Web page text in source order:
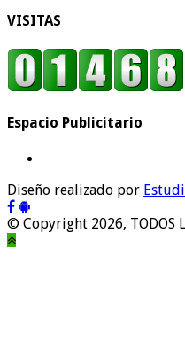
VISITAS
Espacio Publicitario
Diseño realizado por
© Copyright 2026, TODOS